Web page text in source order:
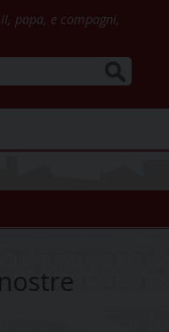
papa, e compagni,